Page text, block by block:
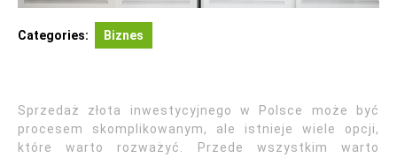
Categories: Biznes
Sprzedaż złota inwestycyjnego w Polsce może być
procesem skomplikowanym, ale istnieje wiele opcji,
które warto rozważyć. Przede wszystkim warto